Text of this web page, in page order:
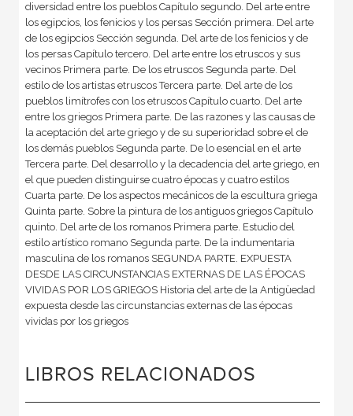
diversidad entre los pueblos Capítulo segundo. Del arte entre
los egipcios, los fenicios y los persas Sección primera. Del arte
de los egipcios Sección segunda. Del arte de los fenicios y de
los persas Capítulo tercero. Del arte entre los etruscos y sus
vecinos Primera parte. De los etruscos Segunda parte. Del
estilo de los artistas etruscos Tercera parte. Del arte de los
pueblos limítrofes con los etruscos Capítulo cuarto. Del arte
entre los griegos Primera parte. De las razones y las causas de
la aceptación del arte griego y de su superioridad sobre el de
los demás pueblos Segunda parte. De lo esencial en el arte
Tercera parte. Del desarrollo y la decadencia del arte griego, en
el que pueden distinguirse cuatro épocas y cuatro estilos
Cuarta parte. De los aspectos mecánicos de la escultura griega
Quinta parte. Sobre la pintura de los antiguos griegos Capítulo
quinto. Del arte de los romanos Primera parte. Estudio del
estilo artístico romano Segunda parte. De la indumentaria
masculina de los romanos SEGUNDA PARTE. EXPUESTA
DESDE LAS CIRCUNSTANCIAS EXTERNAS DE LAS ÉPOCAS
VIVIDAS POR LOS GRIEGOS Historia del arte de la Antigüedad
expuesta desde las circunstancias externas de las épocas
vividas por los griegos
LIBROS RELACIONADOS